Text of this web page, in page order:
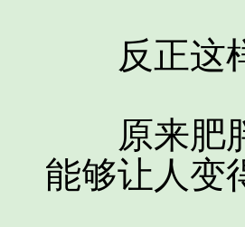
反正这样
原来肥胖
能够让人变